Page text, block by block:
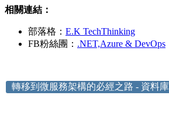
相關連結：
部落格： E.K TechThinking
FB粉絲團： .NET,Azure & DevOps
轉移到微服務架構的必經之路 - 資料